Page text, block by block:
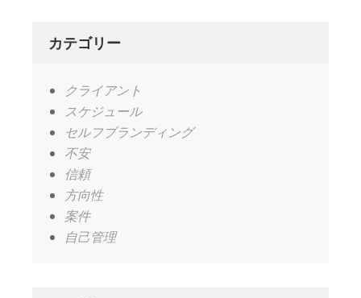
カテゴリー
クライアント
スケジュール
セルフブランディング
不安
信頼
方向性
案件
自己管理